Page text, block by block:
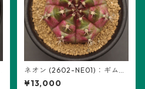
ネオン (2602-NE01)：ギムノ
カリキウム属 ※実生
¥13,000